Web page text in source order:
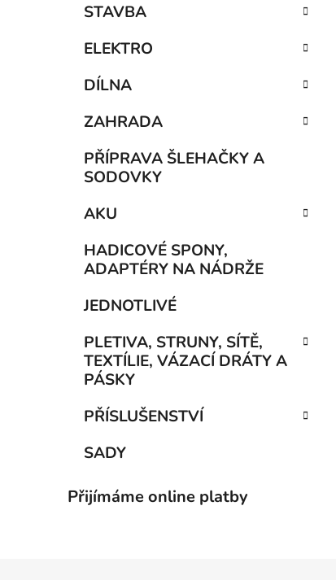
STAVBA
ELEKTRO
DÍLNA
ZAHRADA
PŘÍPRAVA ŠLEHAČKY A
SODOVKY
AKU
HADICOVÉ SPONY,
ADAPTÉRY NA NÁDRŽE
JEDNOTLIVÉ
PLETIVA, STRUNY, SÍTĚ,
TEXTÍLIE, VÁZACÍ DRÁTY A
PÁSKY
PŘÍSLUŠENSTVÍ
SADY
Přijímáme online platby